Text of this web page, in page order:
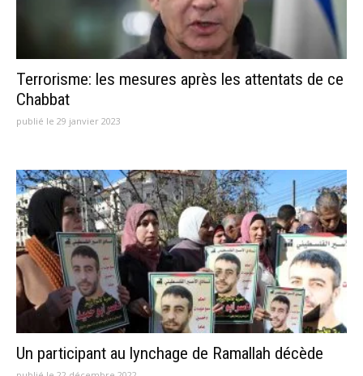
Terrorisme: les mesures après les attentats de ce
Chabbat
publié le 29 janvier 2023
Un participant au lynchage de Ramallah décède